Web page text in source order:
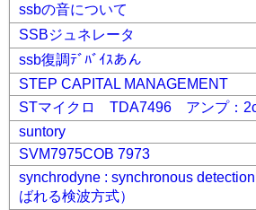
ssbの音について
SSBジュネレータ
ssb復調ﾃﾞﾊﾞｲｽあん
STEP CAPITAL MANAGEMENT
STマイクロ TDA7496 アンプ：
suntory
SVM7975COB 7973
synchrodyne : synchronous
ばれる検波方式）